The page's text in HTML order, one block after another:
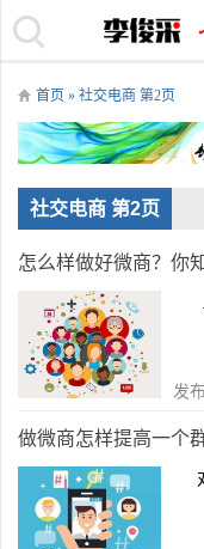
首页 » 社交电商 第2页
社交电商 第2页
怎么样做好微商？你
发
做微商怎样提高一个